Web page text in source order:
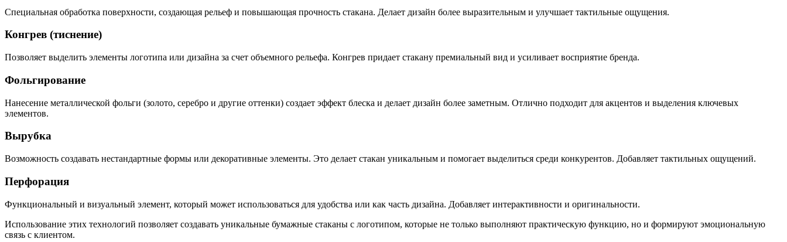
Специальная обработка поверхности, создающая рельеф и повышающая прочность стакана. Делает дизайн более выразительным и улучшает тактильные ощущения.
Конгрев (тиснение)
Позволяет выделить элементы логотипа или дизайна за счет объемного рельефа. Конгрев придает стакану премиальный вид и усиливает восприятие бренда.
Фольгирование
Нанесение металлической фольги (золото, серебро и другие оттенки) создает эффект блеска и делает дизайн более заметным. Отлично подходит для акцентов и выделения ключевых
элементов.
Вырубка
Возможность создавать нестандартные формы или декоративные элементы. Это делает стакан уникальным и помогает выделиться среди конкурентов. Добавляет тактильных ощущений.
Перфорация
Функциональный и визуальный элемент, который может использоваться для удобства или как часть дизайна. Добавляет интерактивности и оригинальности.
Использование этих технологий позволяет создавать уникальные бумажные стаканы с логотипом, которые не только выполняют практическую функцию, но и формируют эмоциональную
связь с клиентом.